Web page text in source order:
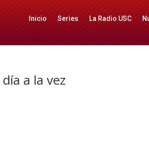
Inicio Series La Radio USC
a la vez